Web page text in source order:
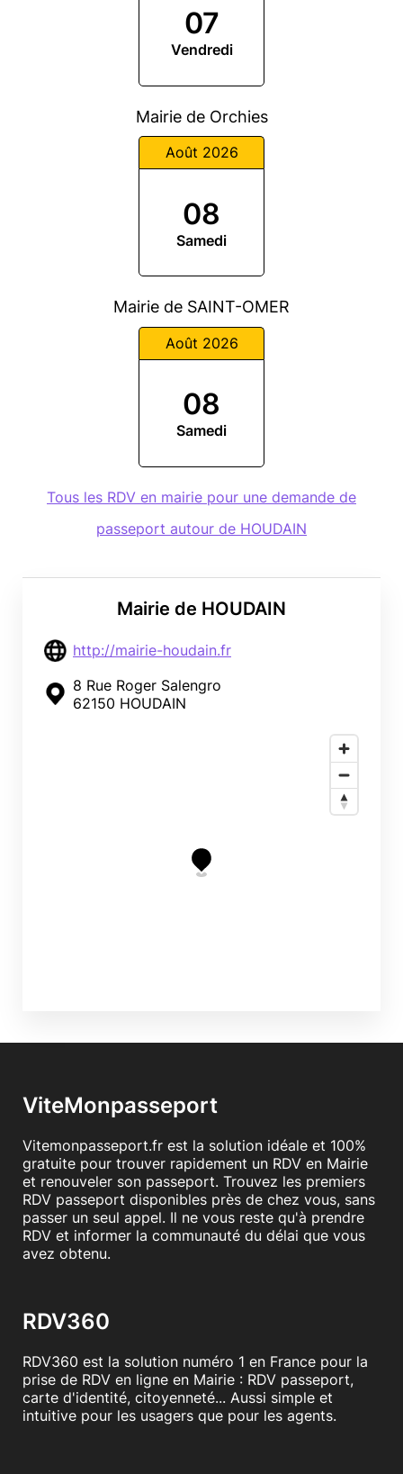
Mairie de HOUDAIN
http://mairie-houdain.fr
8 Rue Roger Salengro
62150 HOUDAIN
07
Vendredi
Mairie de Orchies
Août 2026
08
Samedi
Mairie de SAINT-OMER
Août 2026
08
Samedi
Tous les RDV en mairie pour une demande de
passeport autour de HOUDAIN
ViteMonpasseport
Vitemonpasseport.fr est la solution idéale et 100%
gratuite pour trouver rapidement un RDV en Mairie
et renouveler son passeport. Trouvez les premiers
RDV passeport disponibles près de chez vous, sans
passer un seul appel. Il ne vous reste qu'à prendre
RDV et informer la communauté du délai que vous
avez obtenu.
RDV360
RDV360 est la solution numéro 1 en France pour la
prise de RDV en ligne en Mairie : RDV passeport,
carte d'identité, citoyenneté... Aussi simple et
intuitive pour les usagers que pour les agents.